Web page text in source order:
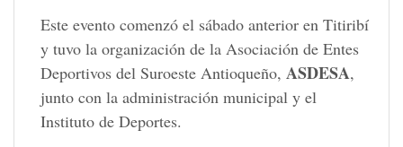
Este evento comenzó el sábado anterior en Titiribí
y tuvo la organización de la Asociación de Entes
Deportivos del Suroeste Antioqueño, ASDESA,
junto con la administración municipal y el
Instituto de Deportes.